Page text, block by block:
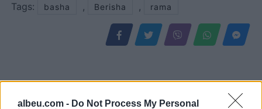
albeu.com - Do Not Process My Personal
Tags:
basha , Berisha , rama